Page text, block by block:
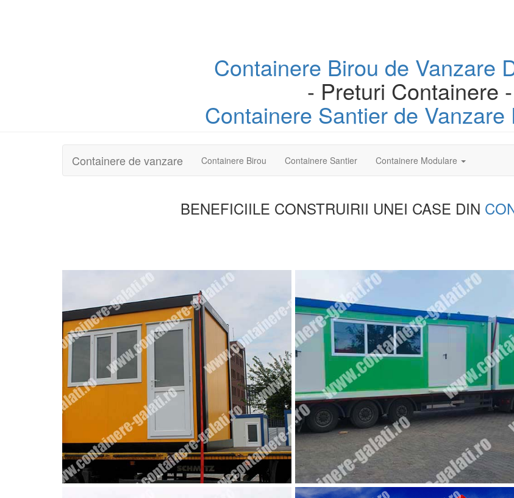
Containere Birou de Vanzare
- Preturi Containere -
Containere Santier de Vanzare
Containere de vanzare Containere Birou Containere Santier Containere Modulare
BENEFICIILE CONSTRUIRII UNEI CASE DIN